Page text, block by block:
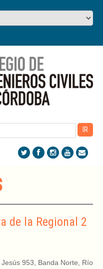
de la Regional 2
953, Banda Norte, Río